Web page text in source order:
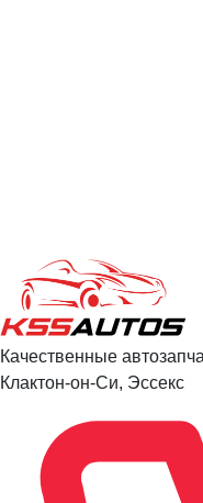
Качественные
Клактон-он-Си, Эссекс